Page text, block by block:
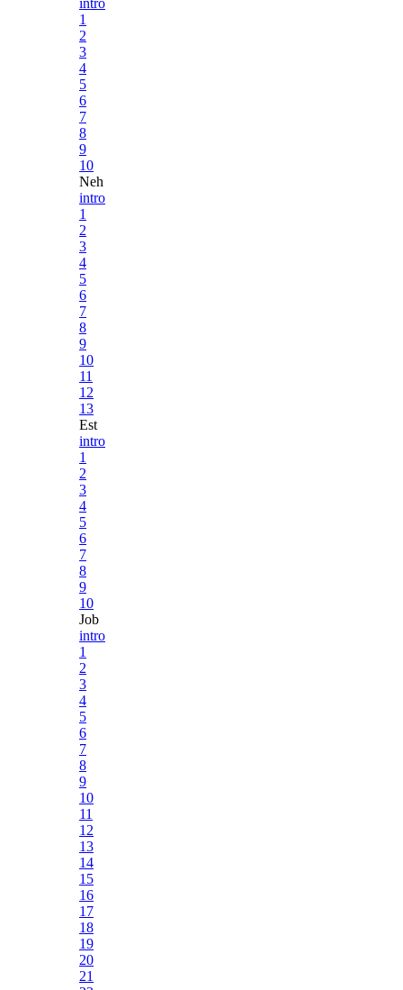
intro
1
2
3
4
5
6
7
8
9
10
Neh
intro
1
2
3
4
5
6
7
8
9
10
11
12
13
Est
intro
1
2
3
4
5
6
7
8
9
10
Job
intro
1
2
3
4
5
6
7
8
9
10
11
12
13
14
15
16
17
18
19
20
21